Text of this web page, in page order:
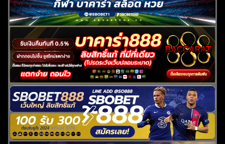
ค้นหา
สำหรับ: